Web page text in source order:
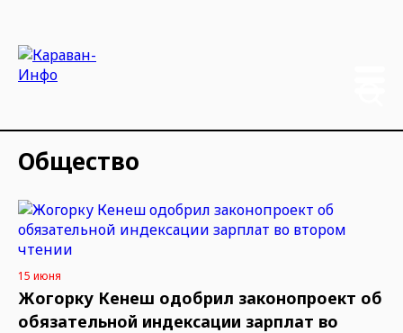
Общество
15 июня
Жогорку Кенеш одобрил законопроект об
обязательной индексации зарплат во